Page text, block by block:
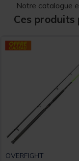
Notre catalogue
Ces
OVERFIGHT